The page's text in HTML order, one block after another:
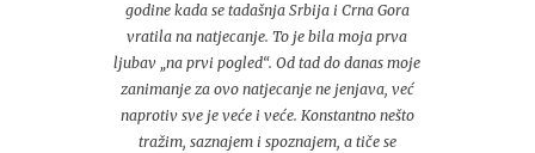
godine kada se tadašnja Srbija i Crna Gora
vratila na natjecanje. To je bila moja prva
ljubav „na prvi pogled“. Od tad do danas moje
zanimanje za ovo natjecanje ne jenjava, već
naprotiv sve je veće i veće. Konstantno nešto
tražim, saznajem i spoznajem, a tiče se